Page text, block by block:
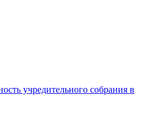
учредительного собрания в